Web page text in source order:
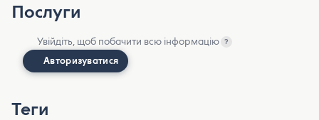
Послуги
Увійдіть, щоб побачити всю інформацію ?
Авторизуватися
Теги